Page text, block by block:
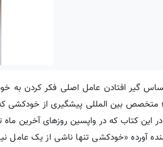
گیر افتادن عامل اصلی فکر کردن به
متخصص بین المللی پیشگیری از خودکشی
کتاب که در واپسین روزهای آخرین
آورده «خودکشی تنها ناشی از یک عامل